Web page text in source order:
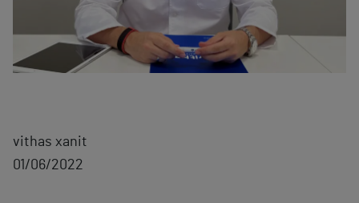
vithas xanit
01/06/2022